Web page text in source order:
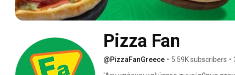
Pizza Fan
@PizzaFanGreece • 5.59K subscribers •